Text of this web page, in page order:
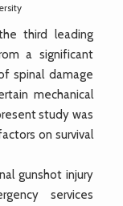
third leading
a significant
spinal damage
mechanical
study was
on survival
gunshot injury
services